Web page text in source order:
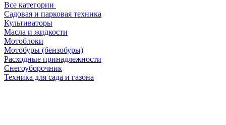
Все категории
Садовая и парковая техника
Культиваторы
Масла и жидкости
Мотоблоки
Мотобуры (бензобуры)
Расходные принадлежности
Снегоуборочник
Техника для сада и газона